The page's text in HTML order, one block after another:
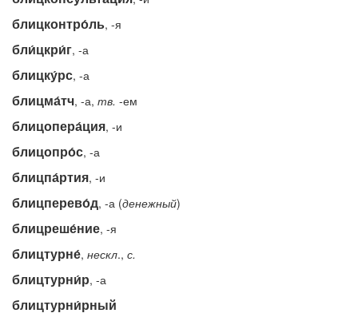
блицконтро́ль, -я
бли́цкри́г, -а
блицку́рс, -а
блицма́тч, -а, тв. -ем
блицопера́ция, -и
блицопро́с, -а
блицпа́ртия, -и
блицперево́д, -а (денежный)
блицреше́ние, -я
блицтурне́, нескл., с.
блицтурни́р, -а
блицтурни́рный